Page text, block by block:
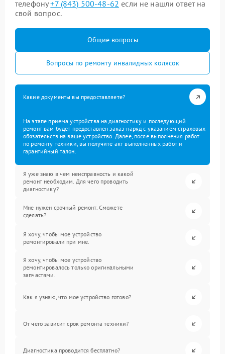
телефону+7 (843) 500-48-62 если не нашли ответ на
свой вопрос.
Общие вопросы
Вопросы по ремонту инвалидных колясок
Какие документы вы предоставляете?
На этапе приема устройства на диагностику и последующий
ремонт вам будет предоставлен заказ-наряд с указанием страховых
обязательств на ваше устройство. Далее, после выполнения работ
по ремонту техники, вы получите акт выполненных работ и
гарантийный талон.
Я уже знаю в чем неисправность и какой
ремонт необходим. Для чего проводить
диагностику?
Мне нужен срочный ремонт. Сможете
сделать?
Я хочу, чтобы мое устройство
ремонтировали при мне.
Я хочу, чтобы мое устройство
ремонтировалось только оригинальными
запчастями.
Как я узнаю, что мое устройство готово?
От чего зависит срок ремонта техники?
Диагностика проводится бесплатно?